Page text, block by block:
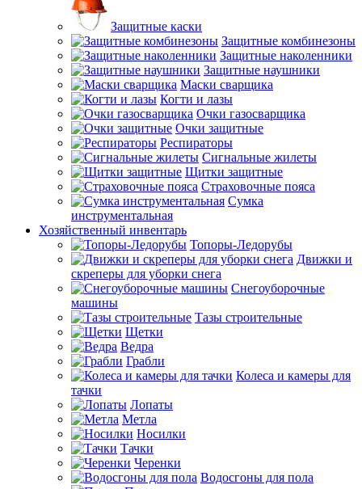
Защитные каски
Защитные комбинезоны
Защитные наколенники
Защитные наушники
Маски сварщика
Когти и лазы
Очки газосварщика
Очки защитные
Респираторы
Сигнальные жилеты
Щитки защитные
Страховочные пояса
Сумка
инструментальная
Хозяйственный инвентарь
Топоры-Ледорубы
Движки и
скреперы для уборки снега
Снегоуборочные
машины
Тазы строительные
Щетки
Ведра
Грабли
Колеса и камеры для
тачки
Лопаты
Метла
Носилки
Тачки
Черенки
Водосгоны для пола